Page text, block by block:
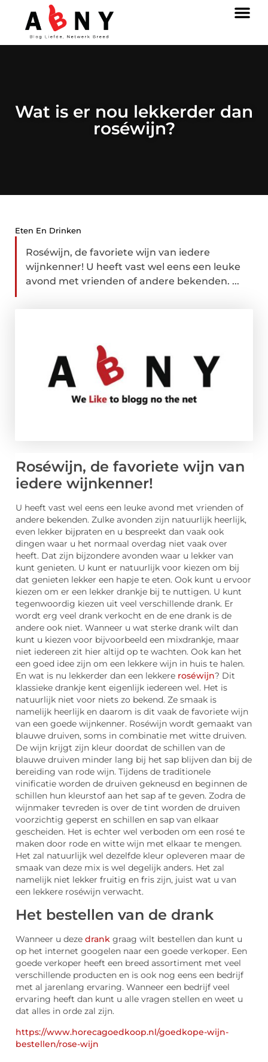
Wat is er nou lekkerder dan
roséwijn?
Eten En Drinken
Roséwijn, de favoriete wijn van iedere
wijnkenner! U heeft vast wel eens een leuke
avond met vrienden of andere bekenden. ...
Roséwijn, de favoriete wijn van
iedere wijnkenner!
U heeft vast wel eens een leuke avond met vrienden of
andere bekenden. Zulke avonden zijn natuurlijk heerlijk,
even lekker bijpraten en u bespreekt dan vaak ook
dingen waar u het normaal overdag niet vaak over
heeft. Dat zijn bijzondere avonden waar u lekker van
kunt genieten. U kunt er natuurlijk voor kiezen om bij
dat genieten lekker een hapje te eten. Ook kunt u ervoor
kiezen om er een lekker drankje bij te nuttigen. U kunt
tegenwoordig kiezen uit veel verschillende drank. Er
wordt erg veel drank verkocht en de ene drank is de
andere ook niet. Wanneer u wat sterke drank wilt dan
kunt u kiezen voor bijvoorbeeld een mixdrankje, maar
niet iedereen zit hier altijd op te wachten. Ook kan het
een goed idee zijn om een lekkere wijn in huis te halen.
En wat is nu lekkerder dan een lekkere roséwijn? Dit
klassieke drankje kent eigenlijk iedereen wel. Het is
natuurlijk niet voor niets zo bekend. Ze smaak is
namelijk heerlijk en daarom is dit vaak de favoriete wijn
van een goede wijnkenner. Roséwijn wordt gemaakt van
blauwe druiven, soms in combinatie met witte druiven.
De wijn krijgt zijn kleur doordat de schillen van de
blauwe druiven minder lang bij het sap blijven dan bij de
bereiding van rode wijn. Tijdens de traditionele
vinificatie worden de druiven gekneusd en beginnen de
schillen hun kleurstof aan het sap af te geven. Zodra de
wijnmaker tevreden is over de tint worden de druiven
voorzichtig geperst en schillen en sap van elkaar
gescheiden. Het is echter wel verboden om een rosé te
maken door rode en witte wijn met elkaar te mengen.
Het zal natuurlijk wel dezelfde kleur opleveren maar de
smaak van deze mix is wel degelijk anders. Het zal
namelijk niet lekker fruitig en fris zijn, juist wat u van
een lekkere roséwijn verwacht.
Het bestellen van de drank
Wanneer u deze drank graag wilt bestellen dan kunt u
op het internet googelen naar een goede verkoper. Een
goede verkoper heeft een breed assortiment met veel
verschillende producten en is ook nog eens een bedrijf
met al jarenlang ervaring. Wanneer een bedrijf veel
ervaring heeft dan kunt u alle vragen stellen en weet u
dat alles in orde zal zijn.
https://www.horecagoedkoop.nl/goedkope-wijn-
bestellen/rose-wijn